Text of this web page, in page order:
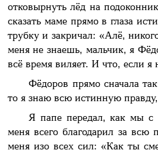
отковырнуть лёд на
сказать маме прямо в глаза
трубку и закричал: «Алё,
меня не знаешь, мальчик, я
всё время виляет. И что, если
Фёдоров прямо сначала
то я знаю всю истинную
Я папе передал, как мы с
меня всего благодарил за всю
меня изо всех сил: «Как ты